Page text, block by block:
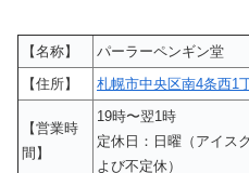
【名称】
パーラーペンギン堂
【住所】
札幌市中央区南4条西1
【営業時
間】
19時〜翌1時
定休日：日曜（アイス
よび不定休）